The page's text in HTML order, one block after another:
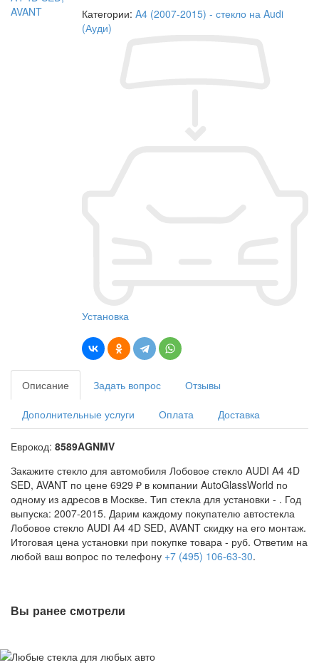
Категории: A4 (2007-2015) - стекло на Audi
(Ауди)
Установка
Описание Задать вопрос Отзывы
Дополнительные услуги Оплата Доставка
Еврокод: 8589AGNMV
Закажите стекло для автомобиля Лобовое стекло AUDI A4 4D
SED, AVANT по цене 6929 ₽ в компании AutoGlassWorld по
одному из адресов в Москве. Тип стекла для установки - . Год
выпуска: 2007-2015. Дарим каждому покупателю автостекла
Лобовое стекло AUDI A4 4D SED, AVANT скидку на его монтаж.
Итоговая цена установки при покупке товара - руб. Ответим на
любой ваш вопрос по телефону +7 (495) 106-63-30.
Вы ранее смотрели